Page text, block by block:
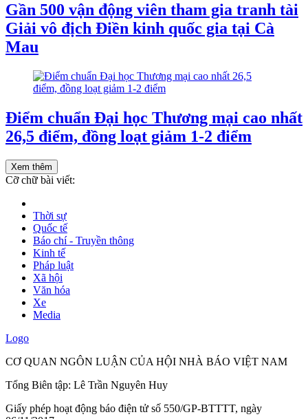
Gần 500 vận động viên tham gia tranh tài
Giải vô địch Điền kinh quốc gia tại Cà
Mau
Điểm chuẩn Đại học Thương mại cao nhất
26,5 điểm, đồng loạt giảm 1-2 điểm
Xem thêm
Cỡ chữ bài viết:
Thời sự
Quốc tế
Báo chí - Truyền thông
Kinh tế
Pháp luật
Xã hội
Văn hóa
Xe
Media
Logo
CƠ QUAN NGÔN LUẬN CỦA HỘI NHÀ BÁO VIỆT NAM
Tổng Biên tập: Lê Trần Nguyên Huy
Giấy phép hoạt động báo điện tử số 550/GP-BTTTT, ngày